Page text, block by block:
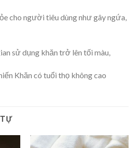
cho người tiêu dùng như gây ngứa,
sử dụng khăn trở lên tối màu,
Khăn có tuổi thọ không cao
12